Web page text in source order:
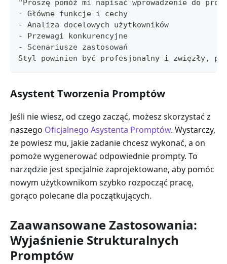
"Proszę pomóż mi napisać wprowadzenie do
- Główne funkcje i cechy
- Analiza docelowych użytkowników
- Przewagi konkurencyjne
- Scenariusze zastosowań
Styl powinien być profesjonalny i zwięzły,
Asystent Tworzenia Promptów
Jeśli nie wiesz, od czego zacząć, możesz skorzystać z
naszego Oficjalnego Asystenta Promptów. Wystarczy,
że powiesz mu, jakie zadanie chcesz wykonać, a on
pomoże wygenerować odpowiednie prompty. To
narzędzie jest specjalnie zaprojektowane, aby pomóc
nowym użytkownikom szybko rozpocząć pracę,
gorąco polecane dla początkujących.
Zaawansowane Zastosowania:
Wyjaśnienie Strukturalnych
Promptów